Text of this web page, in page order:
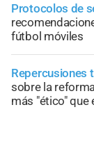
Protocolos de
fútbol móviles
Repercusiones
sobre la
más "ético" que